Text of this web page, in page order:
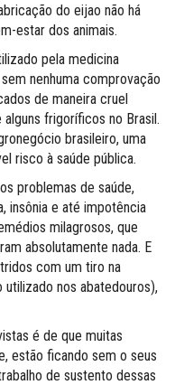
do eijao não há
estar dos animais.
pela medicina
nenhuma comprovação
de maneira cruel
frigoríficos no Brasil.
brasileiro, uma
risco à saúde pública.
problemas de saúde,
insônia e até impotência
milagrosos, que
absolutamente nada. E
com um tiro na
nos abatedouros),
é de que muitas
estão ficando sem o seus
de sustento dessas